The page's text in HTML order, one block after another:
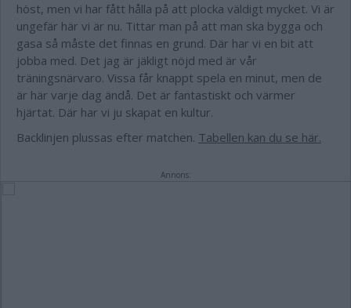
höst, men vi har fått hålla på att plocka väldigt mycket. Vi är
ungefär här vi är nu. Tittar man på att man ska bygga och
gasa så måste det finnas en grund. Där har vi en bit att
jobba med. Det jag är jäkligt nöjd med är vår
träningsnärvaro. Vissa får knappt spela en minut, men de
är här varje dag ändå. Det är fantastiskt och värmer
hjärtat. Där har vi ju skapat en kultur.
Backlinjen plussas efter matchen. Tabellen kan du se här.
Annons: